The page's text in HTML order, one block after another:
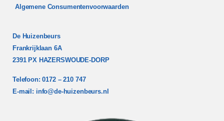
Algemene Consumentenvoorwaarden
De Huizenbeurs
Frankrijklaan 6A
2391 PX HAZERSWOUDE-DORP
Telefoon: 0172 – 210 747
E-mail: info@de-huizenbeurs.nl